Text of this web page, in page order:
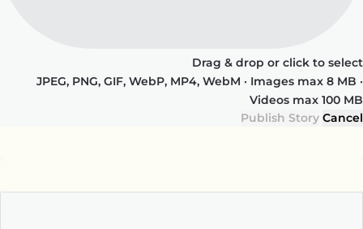
Drag & drop or click to select
JPEG, PNG, GIF, WebP, MP4, WebM · Images max 8 MB ·
Videos max 100 MB
Cancel
Publish Story